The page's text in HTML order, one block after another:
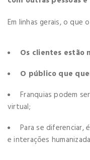
Em linhas gerais, o que
Os clientes estão
O público que
Franquias podem
virtual;
Para se
e interações